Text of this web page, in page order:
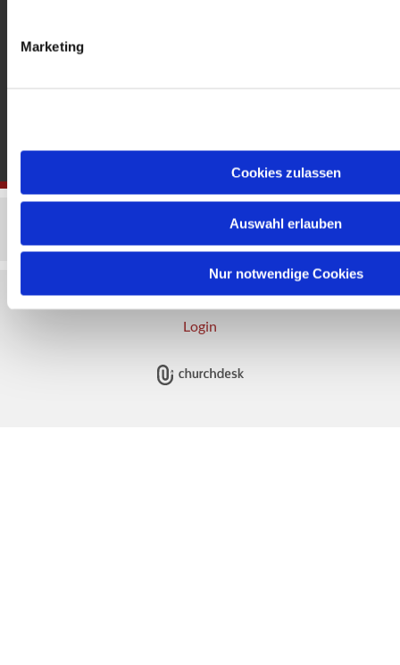
Marketing
Cookies zulassen
Auswahl erlauben
Nur notwendige Cookies
Impressum Datenschutzerklärung
ChurchDesk-
Login